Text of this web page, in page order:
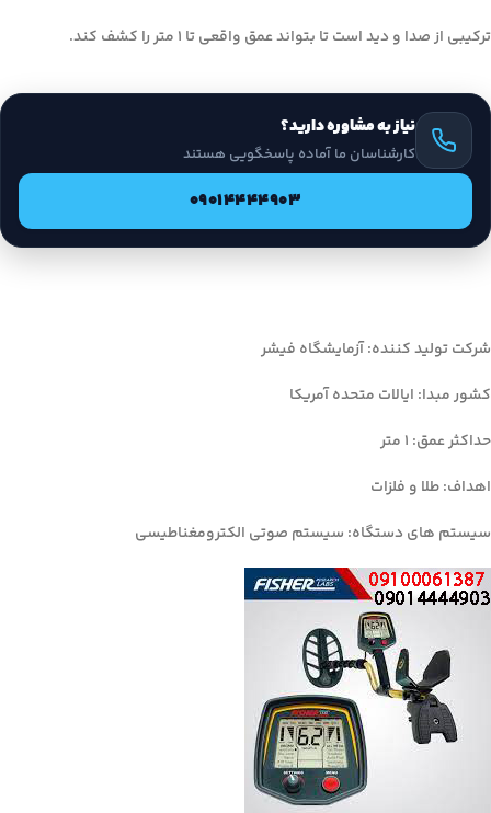
ترکیبی از صدا و دید است تا بتواند عمق واقعی تا 1 متر را کشف کند.
نیاز به مشاوره دارید؟
کارشناسان ما آماده پاسخگویی هستند
09014444903
شرکت تولید کننده: آزمایشگاه فیشر
کشور مبدا: ایالات متحده آمریکا
حداکثر عمق: ۱ متر
اهداف: طلا و فلزات
سیستم های دستگاه: سیستم صوتی الکترومغناطیسی